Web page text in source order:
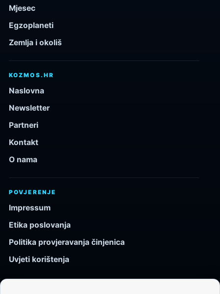
Mjesec
Egzoplaneti
Zemlja i okoliš
KOZMOS.HR
Naslovna
Newsletter
Partneri
Kontakt
O nama
POVJERENJE
Impressum
Etika poslovanja
Politika provjeravanja činjenica
Uvjeti korištenja